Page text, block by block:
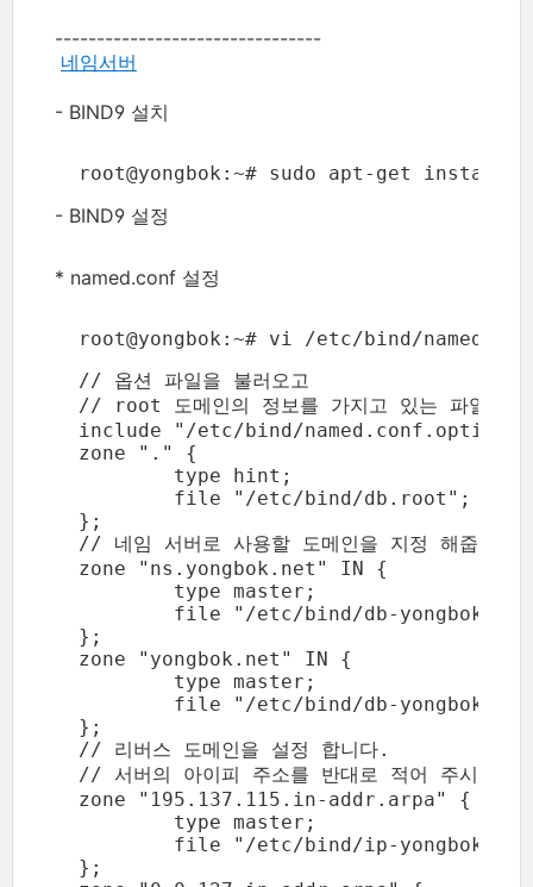
--------------------------------
네임서버
- BIND9 설치
root@yongbok:~# sudo apt-get install
- BIND9 설정
* named.conf 설정
root@yongbok:~# vi /etc/bind/
  // 옵션 파일을 불러오고
// root 도메인의 정보를 가지고 있는 파일을
include "/etc/bind/
  zone "." {
          type hint;
          file "/etc/bind/db.root";
  };
  // 네임 서버로 사용할 도메인을 지정 해줍니다.
  zone "ns.yongbok.net" IN {
          type master;
          file "/etc/bind/db-yongbok";
  };
  zone "yongbok.net" IN {
          type master;
          file "/etc/bind/db-yongbok";
  };
  // 리버스 도메인을 설정 합니다.
// 서버의 아이피 주소를 반대로 적어 주시면 됩
  zone "195.137.115.in-addr.arpa" {
          type master;
          file "/etc/bind/ip-yongbok";
  };